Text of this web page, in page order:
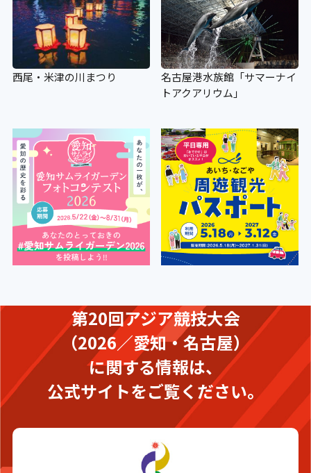
西尾・米津の川まつり
名古屋港水族館「サマーナイ
トアクアリウム」
第20回アジア競技大会
（2026／愛知・名古屋）
に関する情報は、
公式サイトをご覧ください。